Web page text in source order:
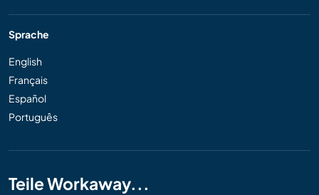
Sprache
English
Français
Español
Português
Teile Workaway...